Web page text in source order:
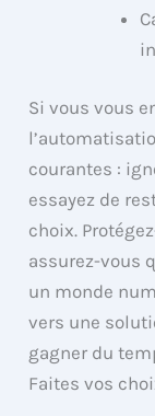
Si vous vous
courantes :
essayez de
choix.
assurez-vous
un monde
vers une
gagner du
Faites vos